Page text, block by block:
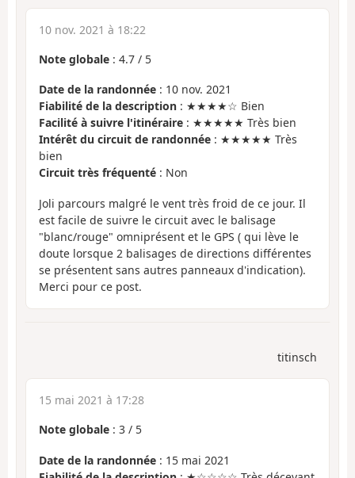
10 nov. 2021 à 18:22
Note globale : 4.7 / 5
Date de la randonnée : 10 nov. 2021
Fiabilité de la description : ★★★★☆ Bien
Facilité à suivre l'itinéraire : ★★★★★ Très bien
Intérêt du circuit de randonnée : ★★★★★ Très
bien
Circuit très fréquenté : Non
Joli parcours malgré le vent très froid de ce jour. Il
est facile de suivre le circuit avec le balisage
"blanc/rouge" omniprésent et le GPS ( qui lève le
doute lorsque 2 balisages de directions différentes
se présentent sans autres panneaux d'indication).
Merci pour ce post.
titinsch
15 mai 2021 à 17:28
Note globale : 3 / 5
Date de la randonnée : 15 mai 2021